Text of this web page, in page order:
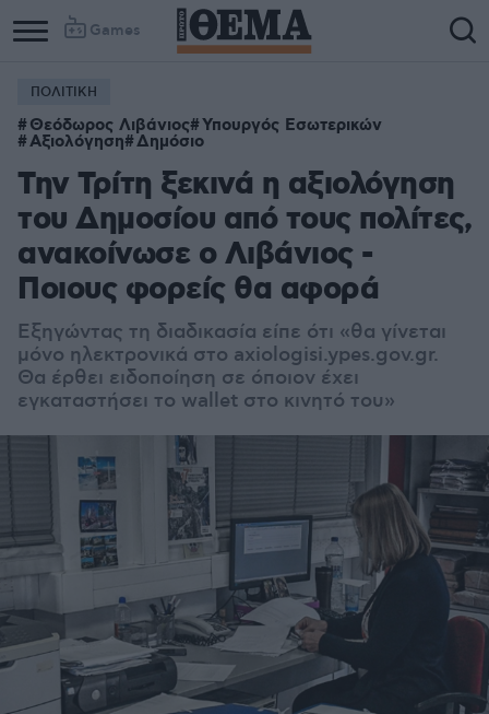
Games
ΠΟΛΙΤΙΚΗ
Θεόδωρος Λιβάνιος Υπουργός Εσωτερικών
Αξιολόγηση Δημόσιο
Την Τρίτη ξεκινά η αξιολόγηση
του Δημοσίου από τους πολίτες,
ανακοίνωσε ο Λιβάνιος -
Ποιους φορείς θα αφορά
Εξηγώντας τη διαδικασία είπε ότι «θα γίνεται
μόνο ηλεκτρονικά στο axiologisi.ypes.gov.gr.
Θα έρθει ειδοποίηση σε όποιον έχει
εγκαταστήσει το wallet στο κινητό του»